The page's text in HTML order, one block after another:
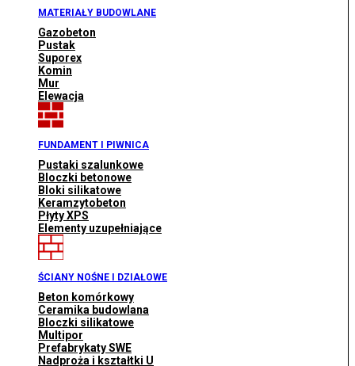
MATERIAŁY BUDOWLANE
Gazobeton
Pustak
Suporex
Komin
Mur
Elewacja
FUNDAMENT I PIWNICA
Pustaki szalunkowe
Bloczki betonowe
Bloki silikatowe
Keramzytobeton
Płyty XPS
Elementy uzupełniające
ŚCIANY NOŚNE I DZIAŁOWE
Beton komórkowy
Ceramika budowlana
Bloczki silikatowe
Multipor
Prefabrykaty SWE
Nadproża i kształtki U